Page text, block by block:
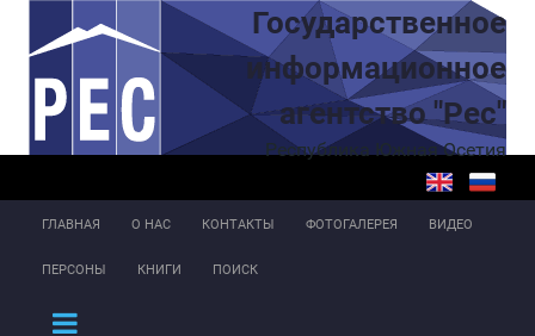
Перейти к основному содержаниюГосударственное
информационное
агентство "Рес"
Республика Южная Осетия
ГЛАВНАЯ О НАС КОНТАКТЫ ФОТОГАЛЕРЕЯ ВИДЕО
ПЕРСОНЫ КНИГИ ПОИСК